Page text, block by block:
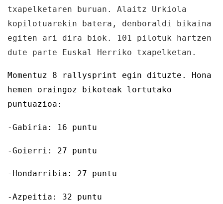
txapelketaren buruan. Alaitz Urkiola
kopilotuarekin batera, denboraldi bikaina
egiten ari dira biok. 101 pilotuk hartzen
dute parte Euskal Herriko txapelketan.
Momentuz 8 rallysprint egin dituzte. Hona
hemen oraingoz bikoteak lortutako
puntuazioa:
-Gabiria: 16 puntu
-Goierri: 27 puntu
-Hondarribia: 27 puntu
-Azpeitia: 32 puntu